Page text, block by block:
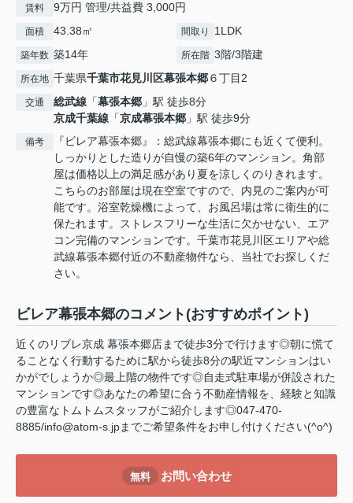
賃料 9万円 管理/共益費 3,000円
面積 43.38㎡ 間取り 1LDK
築年数 築14年 所在階 3階/3階建
所在地 千葉県千葉市花見川区幕張本郷６丁目2
交通 総武線 「幕張本郷 」駅 徒歩8分
京成千葉線 「京成幕張本郷 」駅 徒歩9分
備考
『ビレア幕張本郷』：総武線幕張本郷にも近くて便利。
しっかりとした造りが自慢の築6年のマンション。角部
屋は価格以上の満足感があり夏を涼しくのりきれます。
こちらのお部屋は現在空室ですので、内見のご案内が可
能です。浴室乾燥機によって、お風呂場は常に衛生的に
保たれます。ストレスフリーな生活に欠かせない、エア
コン完備のマンションです。千葉市花見川区エリアや総
武線幕張本郷付近の不動産物件なら、当社でお探しくだ
さい。
ビレア幕張本郷のコメント(おすすめポイント)
近くのリブレ京成 幕張本郷店まで徒歩3分で行けます◎朝に慌て
ることなく行動するために駅から徒歩8分の駅近マンションはい
かがでしょうか◎最上階の物件です◎自走式駐車場が併設された
マンションです◎あなたの希望に合う不動産情報を、経験と知識
の豊富なトムトムスタッフがご紹介します◎047-470-
8885/info@atom-s.jpまでご希望条件をお申し付けください(^o^)
無料 お問い合わせ